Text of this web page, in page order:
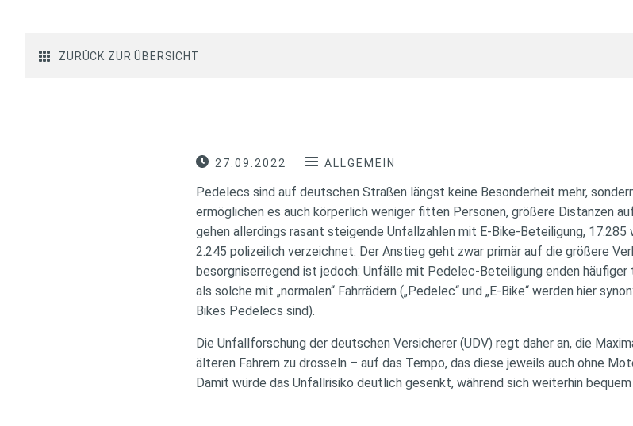
ZURÜCK ZUR ÜBERSICHT
27.09.2022 ALLGEMEIN
Pedelecs sind auf deutschen Straßen längst keine Besonderheit mehr,
ermöglichen es auch körperlich weniger fitten Personen, größere Distanzen
gehen allerdings rasant steigende Unfallzahlen mit E-Bike-Beteiligung, 17.285
2.245 polizeilich verzeichnet. Der Anstieg geht zwar primär auf die größere
besorgniserregend ist jedoch: Unfälle mit Pedelec-Beteiligung enden
als solche mit „normalen“ Fahrrädern („Pedelec“ und „E-Bike“ werden hier
Bikes Pedelecs sind).
Die Unfallforschung der deutschen Versicherer (UDV) regt daher an, die
älteren Fahrern zu drosseln – auf das Tempo, das diese jeweils auch ohne
Damit würde das Unfallrisiko deutlich gesenkt, während sich weiterhin